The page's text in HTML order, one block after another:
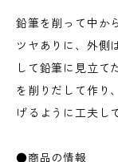
鉛筆を削って中か
ツヤありに、外側
して鉛筆に見立て
を削りだして作り
げるように工夫し
●商品の情報